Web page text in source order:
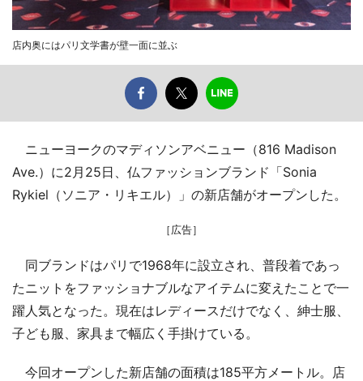
店内奥にはパリ文学書が壁一面に並ぶ
ニューヨークのマディソンアベニュー（816 Madison
Ave.）に2月25日、仏ファッションブランド「Sonia
Rykiel（ソニア・リキエル）」の新店舗がオープンした。
［広告］
同ブランドはパリで1968年に設立され、普段着であっ
たニットをファッショナブルなアイテムに変えたことで一
躍人気となった。現在はレディースだけでなく、紳士服、
子ども服、家具まで幅広く手掛けている。
今回オープンした新店舗の面積は185平方メートル。店